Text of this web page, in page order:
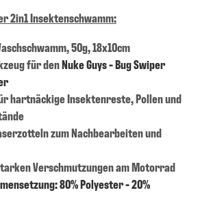
2in1 Insektenschwamm:
50g, 18x10cm
für denNuke Guys - Bug Swiper
hartnäckige Insektenreste, Pollen und
zum Nachbearbeiten und
Verschmutzungen am Motorrad
80% Polyester - 20%